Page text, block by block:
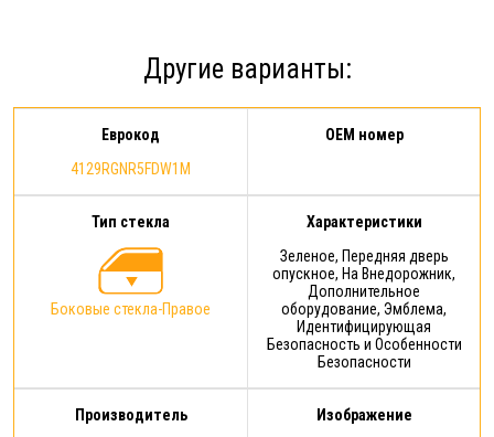
предоставления Расширенной
гарантии: срок действия
Расширенной гарантии - 1 год с
момента…
Другие варианты:
Еврокод
4129RGNR5FDW1M
OEM номер
Тип стекла
Боковые стекла-Правое
Характеристики
Зеленое, Передняя дверь
опускное, На Внедорожник,
Дополнительное
оборудование, Эмблема,
Идентифицирующая
Безопасность и Особенности
Безопасности
Производитель
Изображение